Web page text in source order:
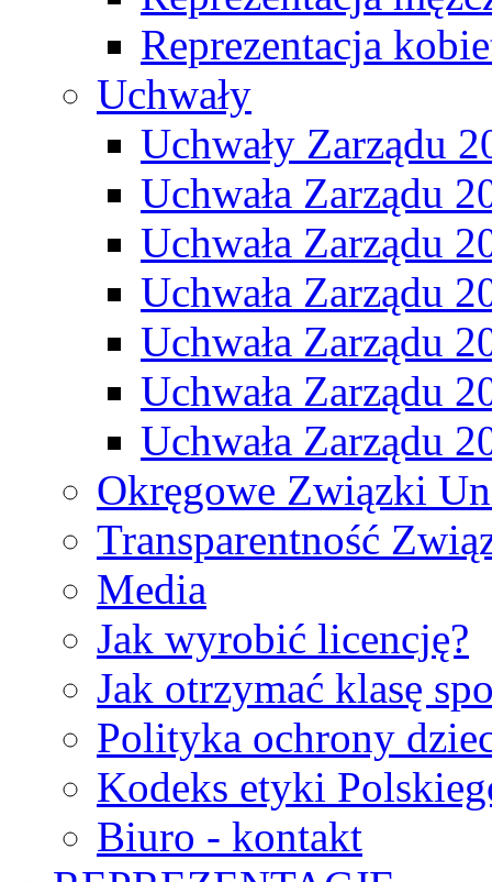
Reprezentacja
Uchwały
Uchwały Zarządu
Uchwała Zarządu
Uchwała Zarządu
Uchwała Zarządu
Uchwała Zarządu
Uchwała Zarządu
Uchwała Zarządu
Okręgowe Związki
Transparentność
Media
Jak wyrobić licencję?
Jak otrzymać klasę
Polityka ochrony
Kodeks etyki
Biuro - kontakt